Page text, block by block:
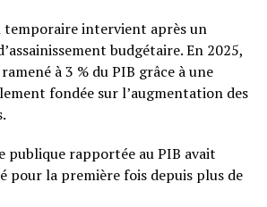
temporaire intervient après un
budgétaire. En 2025,
à 3 % du PIB grâce à une
fondée sur l’augmentation des
publique rapportée au PIB avait
pour la première fois depuis plus de